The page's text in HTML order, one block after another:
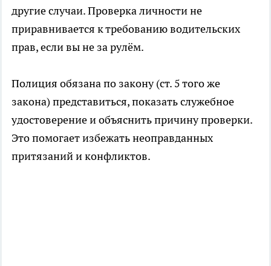
другие случаи. Проверка личности не
приравнивается к требованию водительских
прав, если вы не за рулём.
Полиция обязана по закону (ст. 5 того же
закона) представиться, показать служебное
удостоверение и объяснить причину проверки.
Это помогает избежать неоправданных
притязаний и конфликтов.